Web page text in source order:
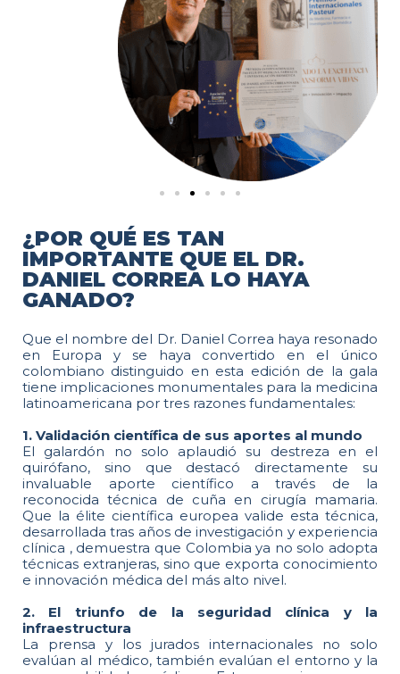
¿POR QUÉ ES TAN
IMPORTANTE QUE EL DR.
DANIEL CORREA LO HAYA
GANADO?
Que el nombre del Dr. Daniel Correa haya resonado
en Europa y se haya convertido en el único
colombiano distinguido en esta edición de la gala
tiene implicaciones monumentales para la medicina
latinoamericana por tres razones fundamentales:
1. Validación científica de sus aportes al mundo
El galardón no solo aplaudió su destreza en el
quirófano, sino que destacó directamente su
invaluable aporte científico a través de la
reconocida técnica de cuña en cirugía mamaria.
Que la élite científica europea valide esta técnica,
desarrollada tras años de investigación y experiencia
clínica , demuestra que Colombia ya no solo adopta
técnicas extranjeras, sino que exporta conocimiento
e innovación médica del más alto nivel.
2. El triunfo de la seguridad clínica y la
infraestructura
La prensa y los jurados internacionales no solo
evalúan al médico, también evalúan el entorno y la